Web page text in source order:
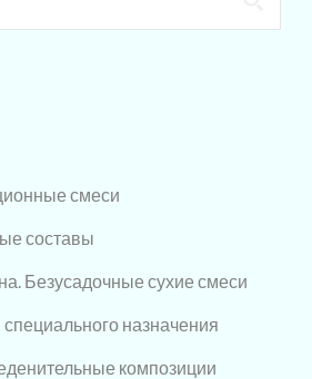
смеси
составы
Безусадочные сухие смеси
назначения
композиции